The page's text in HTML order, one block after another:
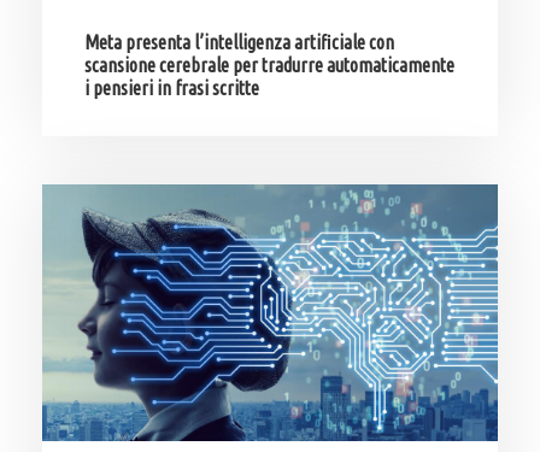
Meta presenta l’intelligenza artificiale con
scansione cerebrale per tradurre automaticamente
i pensieri in frasi scritte